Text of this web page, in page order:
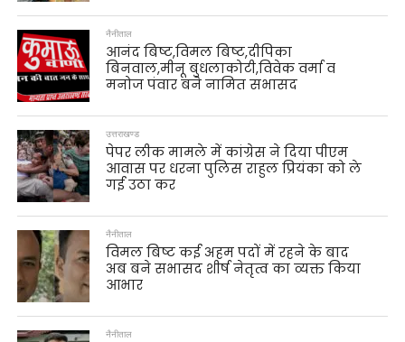
नैनीताल
आनंद बिष्ट,विमल बिष्ट,दीपिका
बिनवाल,मीनू बुधलाकोटी,विवेक वर्मा व
मनोज पंवार बने नामित सभासद
उत्तराखण्ड
पेपर लीक मामले में कांग्रेस ने दिया पीएम
आवास पर धरना पुलिस राहुल प्रियंका को ले
गई उठा कर
नैनीताल
विमल बिष्ट कई अहम पदों में रहने के बाद
अब बने सभासद शीर्ष नेतृत्व का व्यक्त किया
आभार
नैनीताल